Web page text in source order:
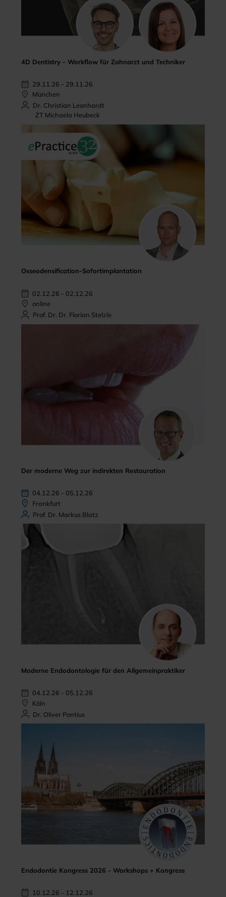
4D Dentistry - Workflow für Zahnarzt und Techniker
29.11.26 - 29.11.26
München
Dr. Christian Leonhardt
ZT Michaela Heubeck
Osseodensification-Sofortimplantation
02.12.26 - 02.12.26
online
Prof. Dr. Dr. Florian Stelzle
Der moderne Weg zur indirekten Restauration
04.12.26 - 05.12.26
Frankfurt
Prof. Dr. Markus Blatz
Moderne Endodontologie für den Allgemeinpraktiker
04.12.26 - 05.12.26
Köln
Dr. Oliver Pontius
Endodontie Kongress 2026 - Workshops + Kongress
10.12.26 - 12.12.26